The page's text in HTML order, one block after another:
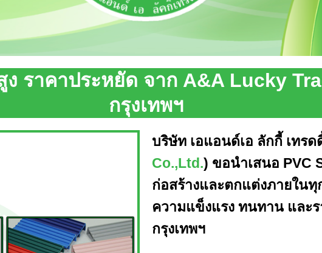
ราคาประหยัด จาก A&A Lucky
กรุงเทพฯ
บริษัท เอแอนด์เอ ลักกี้ เทรด
Co.,Ltd.) ขอนำเสนอ PVC
ก่อสร้างและตกแต่งภายในทุ
ความแข็งแรง ทนทาน และ
กรุงเทพฯ